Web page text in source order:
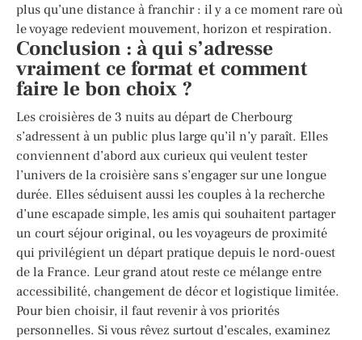
plus qu’une distance à franchir : il y a ce moment rare où
le voyage redevient mouvement, horizon et respiration.
Conclusion : à qui s’adresse
vraiment ce format et comment
faire le bon choix ?
Les croisières de 3 nuits au départ de Cherbourg
s’adressent à un public plus large qu’il n’y paraît. Elles
conviennent d’abord aux curieux qui veulent tester
l’univers de la croisière sans s’engager sur une longue
durée. Elles séduisent aussi les couples à la recherche
d’une escapade simple, les amis qui souhaitent partager
un court séjour original, ou les voyageurs de proximité
qui privilégient un départ pratique depuis le nord-ouest
de la France. Leur grand atout reste ce mélange entre
accessibilité, changement de décor et logistique limitée.
Pour bien choisir, il faut revenir à vos priorités
personnelles. Si vous rêvez surtout d’escales, examinez